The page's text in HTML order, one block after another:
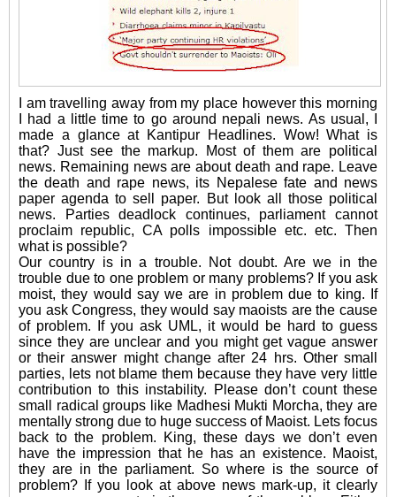
I am travelling away from my place however this morning
I had a little time to go around nepali news. As usual, I
made a glance at Kantipur Headlines. Wow! What is
that? Just see the markup. Most of them are political
news. Remaining news are about death and rape. Leave
the death and rape news, its Nepalese fate and news
paper agenda to sell paper. But look all those political
news. Parties deadlock continues, parliament cannot
proclaim republic, CA polls impossible etc. etc. Then
what is possible?
Our country is in a trouble. Not doubt. Are we in the
trouble due to one problem or many problems? If you ask
moist, they would say we are in problem due to king. If
you ask Congress, they would say maoists are the cause
of problem. If you ask UML, it would be hard to guess
since they are unclear and you might get vague answer
or their answer might change after 24 hrs. Other small
parties, lets not blame them because they have very little
contribution to this instability. Please don’t count these
small radical groups like Madhesi Mukti Morcha, they are
mentally strong due to huge success of Maoist. Lets focus
back to the problem. King, these days we don’t even
have the impression that he has an existence. Maoist,
they are in the parliament. So where is the source of
problem? If you look at above news mark-up, it clearly